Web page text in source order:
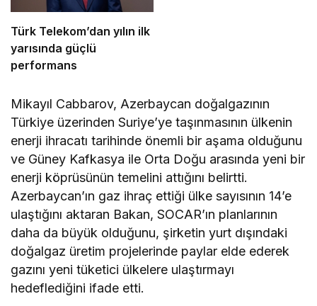
Türk Telekom’dan yılın ilk
yarısında güçlü
performans
Mikayıl Cabbarov, Azerbaycan doğalgazının
Türkiye üzerinden Suriye’ye taşınmasının ülkenin
enerji ihracatı tarihinde önemli bir aşama olduğunu
ve Güney Kafkasya ile Orta Doğu arasında yeni bir
enerji köprüsünün temelini attığını belirtti.
Azerbaycan’ın gaz ihraç ettiği ülke sayısının 14’e
ulaştığını aktaran Bakan, SOCAR’ın planlarının
daha da büyük olduğunu, şirketin yurt dışındaki
doğalgaz üretim projelerinde paylar elde ederek
gazını yeni tüketici ülkelere ulaştırmayı
hedeflediğini ifade etti.